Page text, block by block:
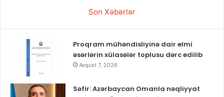
Son Xəbərlər
Proqram mühəndisliyinə dair elmi
əsərlərin xülasələr toplusu dərc edilib
Avqust 7, 2026
Səfir: Azərbaycan Omanla nəqliyyat